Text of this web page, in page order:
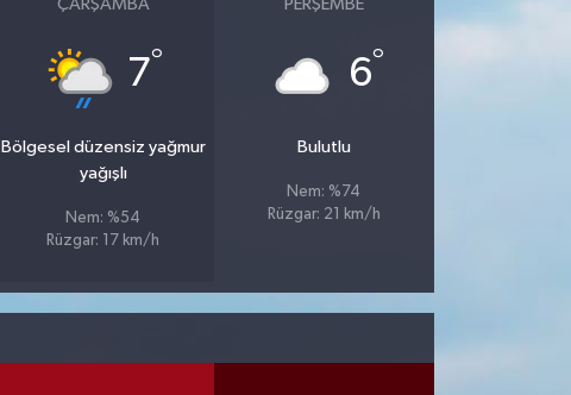
ÇARŞAMBA
7°
Bölgesel düzensiz yağmur
yağışlı
Nem: %54
Rüzgar: 17 km/h
PERŞEMBE
6°
Bulutlu
Nem: %74
Rüzgar: 21 km/h